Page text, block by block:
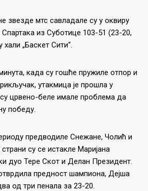
звезде мтс савладале су у оквиру
из Суботице 103-51 (23-20,
„Баскет Сити“.
када су гошће пружиле отпор и
утакмица је прошла у
црвено-беле имале проблема да
победу.
предводиле Снежане, Чолић и
су се истакле Маријана
дуо Тере Скот и Делан Президент.
предност шампиона, Дејша
од три пенала за 23-20.